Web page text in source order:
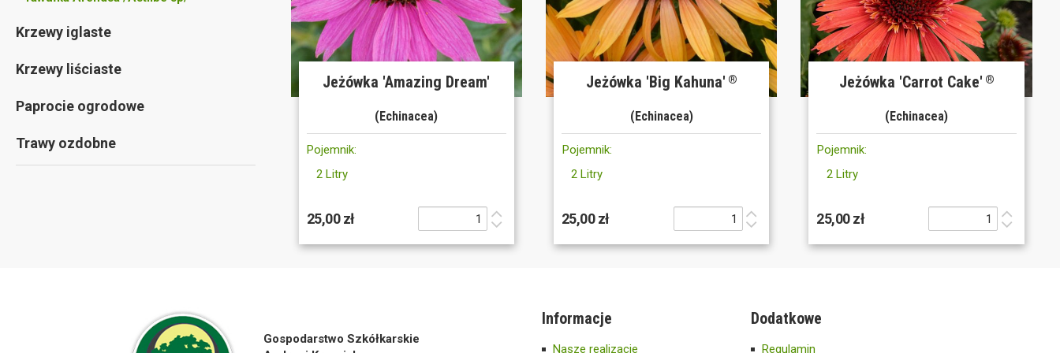
Krzewy iglaste
Krzewy liściaste
Paprocie ogrodowe
Trawy ozdobne
Jeżówka 'Amazing Dream'
(Echinacea)
Pojemnik:
2 Litry
25,00 zł
Jeżówka 'Big Kahuna' ®
(Echinacea)
Pojemnik:
2 Litry
25,00 zł
Jeżówka 'Carrot Cake' ®
(Echinacea)
Pojemnik:
2 Litry
25,00 zł
Gospodarstwo Szkółkarskie
Informacje
Nasze realizacje
Dodatkowe
Regulamin